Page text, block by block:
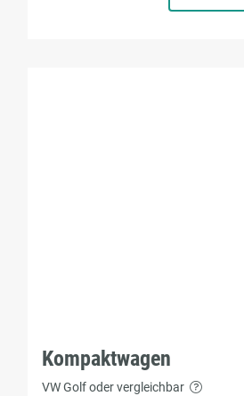
Kompaktwagen
VW Golf oder vergleichbar